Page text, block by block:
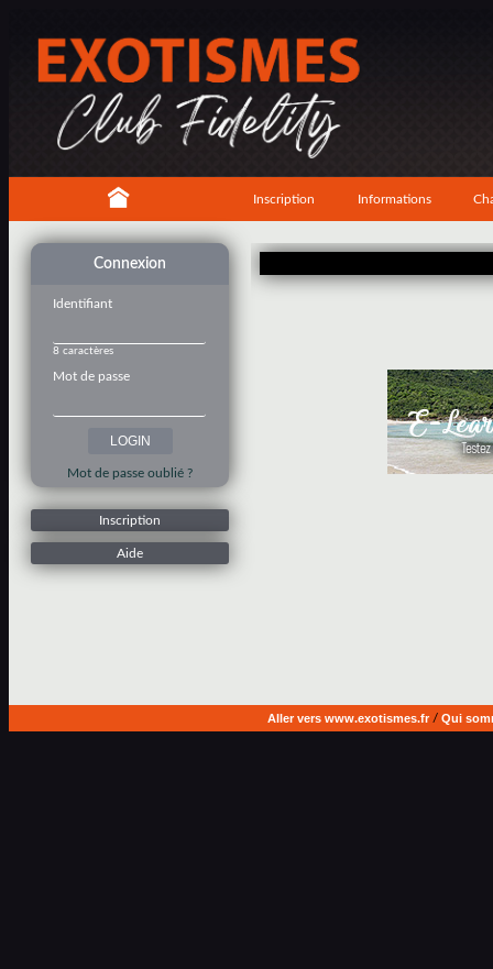
Inscription Informations
Connexion
Identifiant
8 caractères
Mot de passe
Mot de passe oublié ?
Inscription
Aide
Aller vers www.exotismes.fr/ Qui